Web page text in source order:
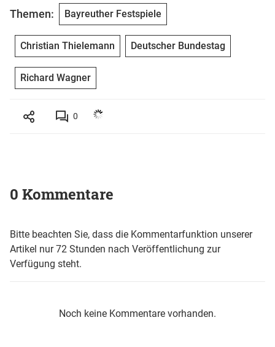
Themen: Bayreuther Festspiele
Christian Thielemann Deutscher Bundestag
Richard Wagner
0
0 Kommentare
Bitte beachten Sie, dass die Kommentarfunktion unserer
Artikel nur 72 Stunden nach Veröffentlichung zur
Verfügung steht.
Noch keine Kommentare vorhanden.